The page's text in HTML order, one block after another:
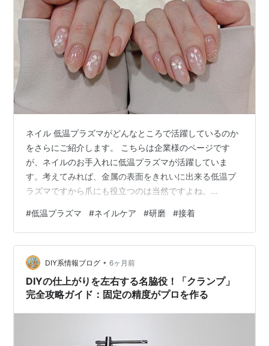
ネイル 低温プラズマがどんなところで活躍しているのか
をさらにご紹介します。 こちらは企業様のページです
が、ネイルのお手入れに低温プラズマが活躍していま
す。考えてみれば、金属の表面をきれいに出来る低温プ
ラズマですから爪にも役立つのは当然ですよね。
#低温プラズマ #ネイルケア #研磨 #接着
DIY系情報ブログ • 6ヶ月前
DIYの仕上がりを左右する名脇役！「クランプ」
完全攻略ガイド：固定の精度がプロを作る